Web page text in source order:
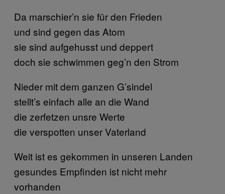
Da marschier’n sie für den Frieden
und sind gegen das Atom
sie sind aufgehusst und deppert
doch sie schwimmen geg’n den Strom
Nieder mit dem ganzen G’sindel
stellt’s einfach alle an die Wand
die zerfetzen unsre Werte
die verspotten unser Vaterland
Weit ist es gekommen in unseren Landen
gesundes Empfinden ist nicht mehr
vorhanden